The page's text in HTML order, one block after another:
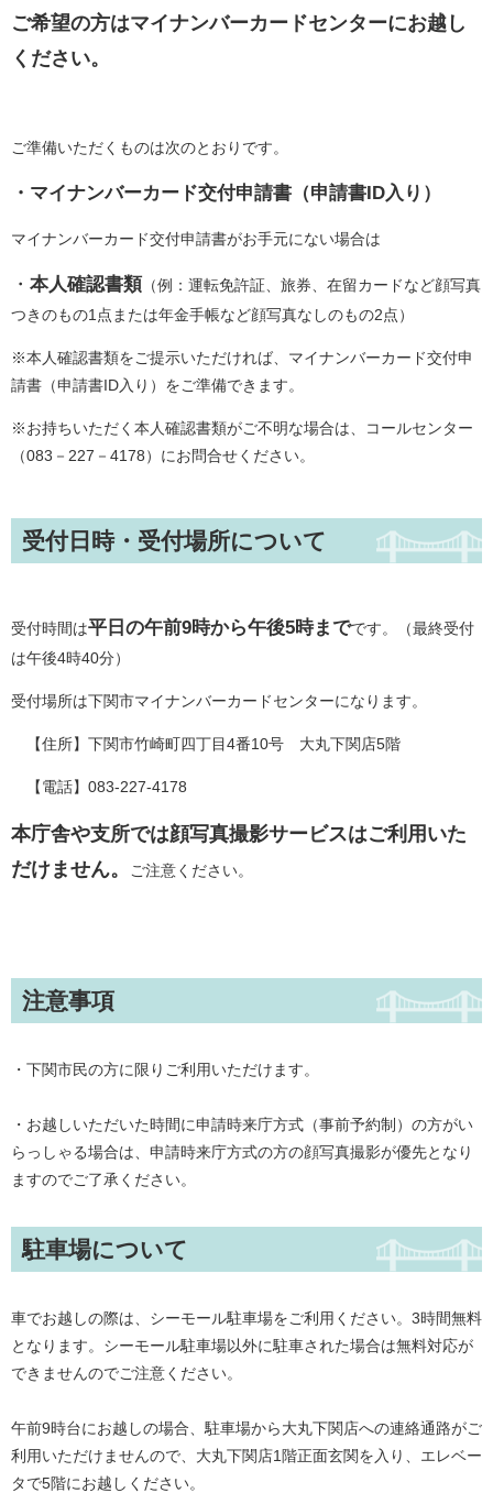
ご希望の方はマイナンバーカードセンターにお越し
ください。
ご準備いただくものは次のとおりです。
・マイナンバーカード交付申請書（申請書ID入り）
マイナンバーカード交付申請書がお手元にない場合は
・ 本人確認書類 （例：運転免許証、旅券、在留カードなど顔写真
つきのもの1点または年金手帳など顔写真なしのもの2点）
※本人確認書類をご提示いただければ、マイナンバーカード交付申
請書（申請書ID入り）をご準備できます。
※お持ちいただく本人確認書類がご不明な場合は、コールセンター
（083－227－4178）にお問合せください。
受付日時・受付場所について
受付時間は平日の午前9時から午後5時までです。（最終受付
は午後4時40分）
受付場所は下関市マイナンバーカードセンターになります。
【住所】下関市竹崎町四丁目4番10号 大丸下関店5階
【電話】083-227-4178
本庁舎や支所では顔写真撮影サービスはご利用いた
だけません。 ご注意ください。
注意事項
・下関市民の方に限りご利用いただけます。
・お越しいただいた時間に申請時来庁方式（事前予約制）の方がい
らっしゃる場合は、申請時来庁方式の方の顔写真撮影が優先となり
ますのでご了承ください。
駐車場について
車でお越しの際は、シーモール駐車場をご利用ください。3時間無料
となります。シーモール駐車場以外に駐車された場合は無料対応が
できませんのでご注意ください。
午前9時台にお越しの場合、駐車場から大丸下関店への連絡通路がご
利用いただけませんので、大丸下関店1階正面玄関を入り、エレベー
タで5階にお越しください。